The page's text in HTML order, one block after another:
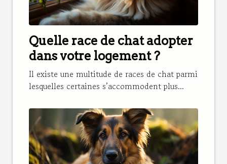
Quelle race de chat adopter
dans votre logement ?
Il existe une multitude de races de chat parmi
lesquelles certaines s’accommodent plus...